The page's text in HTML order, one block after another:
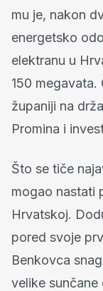
mu je, nakon
energetsko
elektranu u
150
županiji na
Promina i
Što se tiče
mogao nastati
Hrvatskoj.
pored svoje
Benkovca
velike